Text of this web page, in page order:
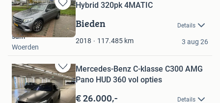
Bewaren
in
Mijn
Favorieten
Hybrid 320pk 4MATIC
Bieden Details
2018 117.485 km
sam
Woerden
3 aug 26
Bewaren
in
Mijn
Favorieten
Mercedes-Benz C-klasse C300 AMG
Pano HUD 360 vol opties
€ 26.000,- Details